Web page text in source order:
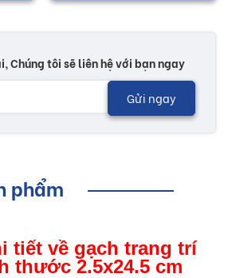
Chúng tôi sẽ liên hệ với bạn ngay
Gửi ngay
phẩm
tiết về gạch trang trí
thước 2.5x24.5 cm